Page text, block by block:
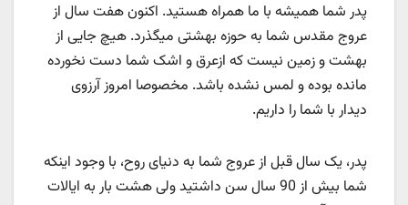
پدر شما همیشه با ما همراه هستید. اکنون هفت سال از
عروج مقدس شما به حوزه بهشتی میگذرد. هیچ جایی از
بهشت و زمین نیست که ازعرق و اشک شما دست نخورده
مانده بوده و لمس نشده باشد. مخصوصا امروز آرزوی
دیدار با شما را داریم.
پدر، یک سال قبل از عروج شما به دنیای روح، با وجود اینکه
شما بیش از 90 سال سن داشتید ولی هشت بار به ایالات